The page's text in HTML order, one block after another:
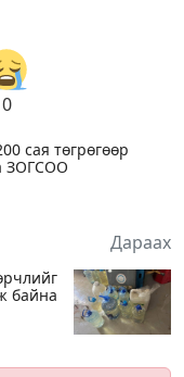
0
сая төгрөгөөр
ЗОГСОО
Дараах
байна